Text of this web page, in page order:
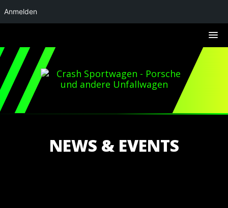
NEWS & EVENTS
Anmelden